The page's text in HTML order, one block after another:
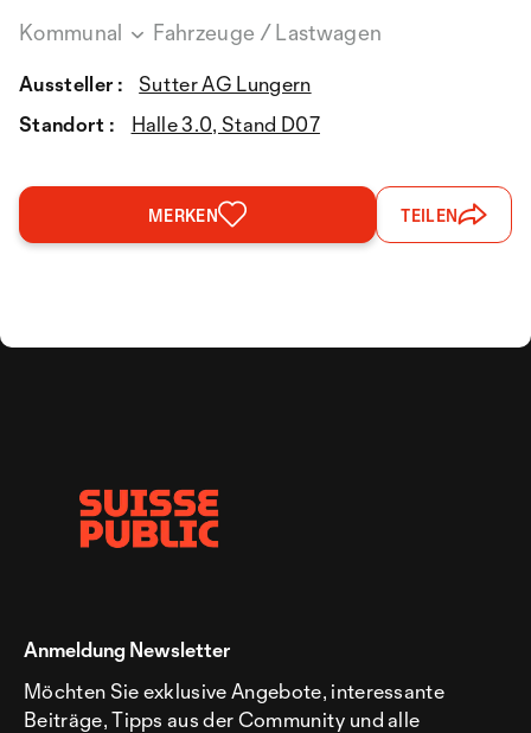
Kommunal Fahrzeuge / Lastwagen
Aussteller :
Sutter AG Lungern
Standort :
Halle 3.0, Stand D07
MERKEN TEILEN
Anmeldung Newsletter
Möchten Sie exklusive Angebote, interessante
Beiträge, Tipps aus der Community und alle